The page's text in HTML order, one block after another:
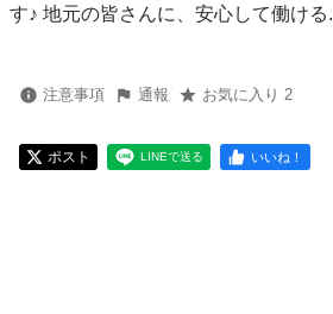
す♪ 地元の皆さんに、安心して働ける
注意事項 通報 お気に入り 2
ポスト LINEで送る いいね！